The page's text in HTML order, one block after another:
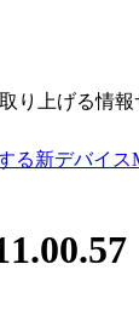
り上げる情報
る新デバイ